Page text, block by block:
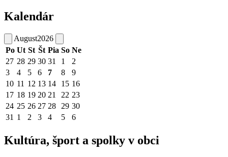
Kalendár
August2026
Po Ut St Št Pia So Ne
27 28 29 30 31 1
2
3
4 5 6 7 8
9
10 11 12 13 14 15 16
17 18 19 20 21 22 23
24 25 26 27 28 29 30
31 1 2 3 4 5 6
Kultúra, šport a spolky v obci